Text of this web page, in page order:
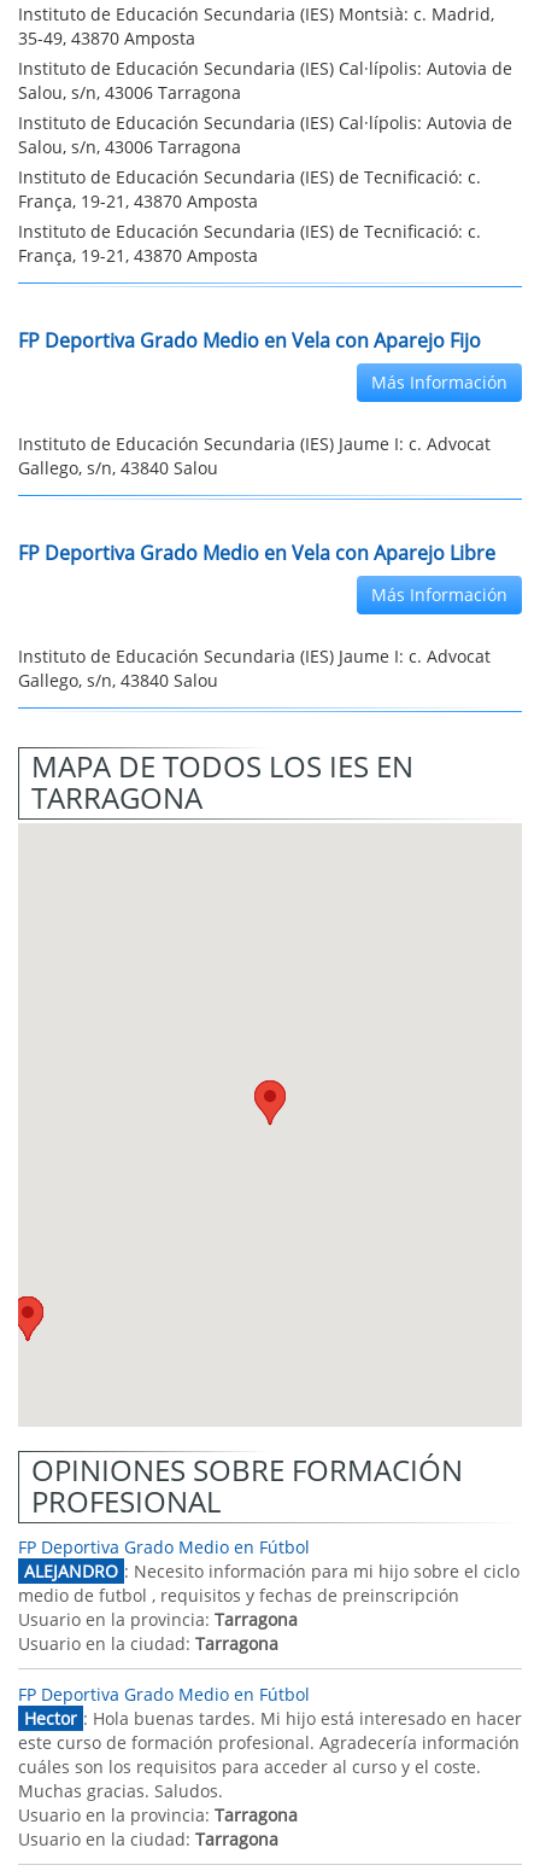
Instituto de Educación Secundaria (IES) Montsià: c. Madrid,
35-49, 43870 Amposta
Instituto de Educación Secundaria (IES) Cal·lípolis: Autovia de
Salou, s/n, 43006 Tarragona
Instituto de Educación Secundaria (IES) Cal·lípolis: Autovia de
Salou, s/n, 43006 Tarragona
Instituto de Educación Secundaria (IES) de Tecnificació: c.
França, 19-21, 43870 Amposta
Instituto de Educación Secundaria (IES) de Tecnificació: c.
França, 19-21, 43870 Amposta
FP Deportiva Grado Medio en Vela con Aparejo Fijo
Más Información
Instituto de Educación Secundaria (IES) Jaume I: c. Advocat
Gallego, s/n, 43840 Salou
FP Deportiva Grado Medio en Vela con Aparejo Libre
Más Información
Instituto de Educación Secundaria (IES) Jaume I: c. Advocat
Gallego, s/n, 43840 Salou
MAPA DE TODOS LOS IES EN
TARRAGONA
OPINIONES SOBRE FORMACIÓN
PROFESIONAL
FP Deportiva Grado Medio en Fútbol
ALEJANDRO : Necesito información para mi hijo sobre el ciclo
medio de futbol , requisitos y fechas de preinscripción
Usuario en la provincia: Tarragona
Usuario en la ciudad: Tarragona
FP Deportiva Grado Medio en Fútbol
Hector : Hola buenas tardes. Mi hijo está interesado en hacer
este curso de formación profesional. Agradecería información
cuáles son los requisitos para acceder al curso y el coste.
Muchas gracias. Saludos.
Usuario en la provincia: Tarragona
Usuario en la ciudad: Tarragona